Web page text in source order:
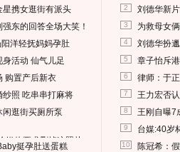
携女逛街有派头
东的回答全场大笑！
洋轻抚妈妈孕肚
活动 仙气儿足
购置产后新衣
照 吃串串打麻将
逛街买厕所泵
媒体要求删掉这照片
挺孕肚送蛋糕
2 刘德华新
3 为救母女
4 刘德华扮
5 章子怡斥
6 律师：于
7 王力宏否
8 王刚自曝7
9 台媒:40岁
10 陈冠希：